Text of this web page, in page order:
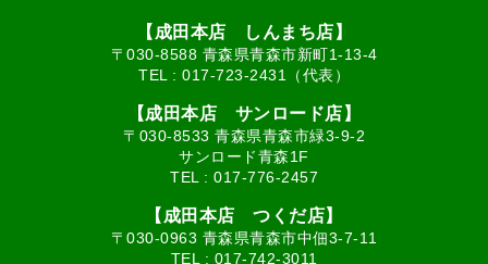
【成田本店 しんまち店】
〒030-8588 青森県青森市新町1-13-4
TEL : 017-723-2431（代表）
【成田本店 サンロード店】
〒030-8533 青森県青森市緑3-9-2
サンロード青森1F
TEL : 017-776-2457
【成田本店 つくだ店】
〒030-0963 青森県青森市中佃3-7-11
TEL : 017-742-3011